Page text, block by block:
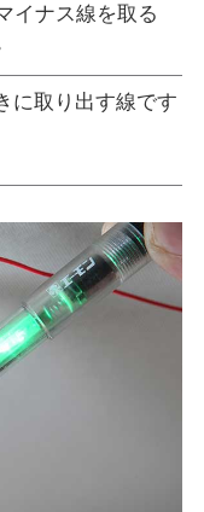
イナス線を取る
に取り出す線です